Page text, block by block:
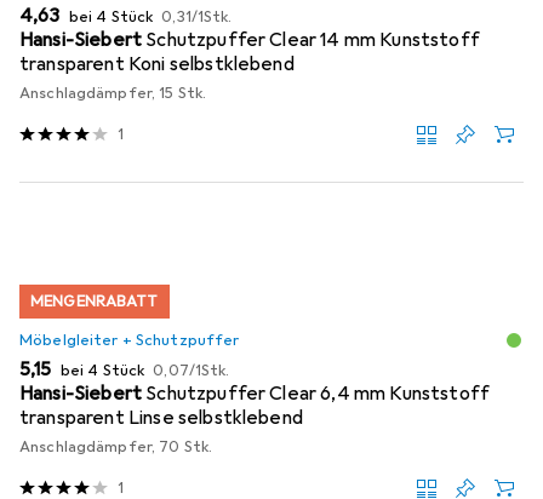
EUR
4,63 bei 4 Stück EUR
0,31/1Stk.
Hansi-Siebert Schutzpuffer Clear 14 mm Kunststoff
transparent Koni selbstklebend
Anschlagdämpfer, 15 Stk.
1
MENGENRABATT
Möbelgleiter + Schutzpuffer
EUR
5,15 bei 4 Stück EUR
0,07/1Stk.
Hansi-Siebert Schutzpuffer Clear 6,4 mm Kunststoff
transparent Linse selbstklebend
Anschlagdämpfer, 70 Stk.
1